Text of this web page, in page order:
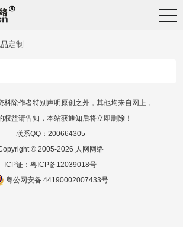
定制
料除作者特别声明原创之外，其他均来自网上，
权益请告知，本站获通知后将立即删除！
联系QQ：200664305
© 2005-2026 人网网络
ICP证： 粤ICP备12039018号
粤公网安备 44190002007433号